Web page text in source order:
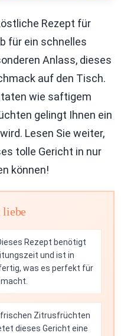
Rezept für
für ein schnelles
Anlass, dieses
auf den Tisch.
wie saftigem
gelingt Ihnen ein
Lesen Sie weiter,
tolle Gericht in nur
können!
liebe
Rezept benötigt
und ist in
was es perfekt für
Zitrusfrüchten
dieses Gericht eine